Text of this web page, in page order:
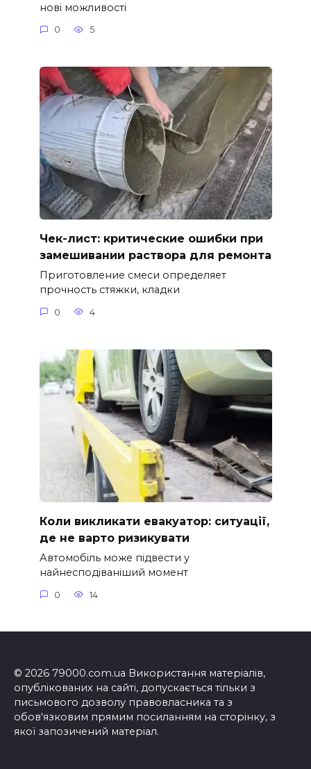
нові можливості
0 5
Чек-лист: критические ошибки при
замешивании раствора для ремонта
Приготовление смеси определяет
прочность стяжки, кладки
0 4
Коли викликати евакуатор: ситуації,
де не варто ризикувати
Автомобіль може підвести у
найнесподіваніший момент
0 14
© 2026 79000.com.ua Використання матеріалів,
опублікованих на сайті, допускається тільки з
письмового дозволу правовласника та з
обов'язковим прямим посиланням на сторінку, з
якої запозичений матеріал.